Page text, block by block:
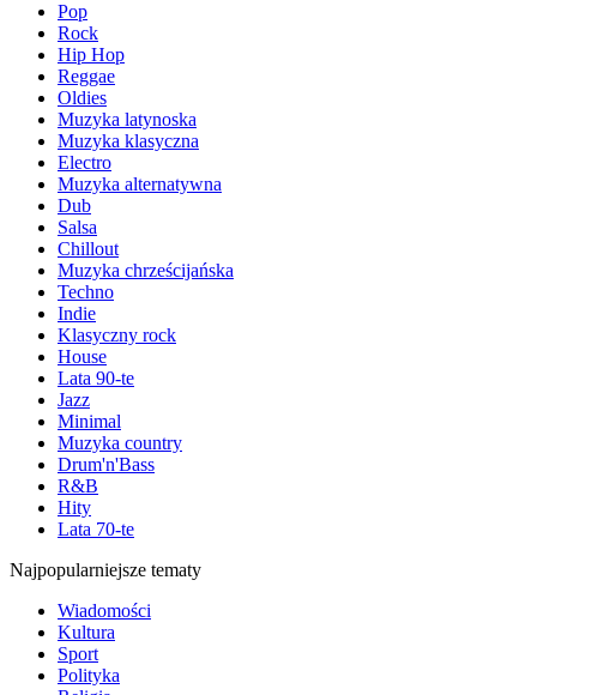
Pop
Rock
Hip Hop
Reggae
Oldies
Muzyka latynoska
Muzyka klasyczna
Electro
Muzyka alternatywna
Dub
Salsa
Chillout
Muzyka chrześcijańska
Techno
Indie
Klasyczny rock
House
Lata 90-te
Jazz
Minimal
Muzyka country
Drum'n'Bass
R&B
Hity
Lata 70-te
Najpopularniejsze tematy
Wiadomości
Kultura
Sport
Polityka